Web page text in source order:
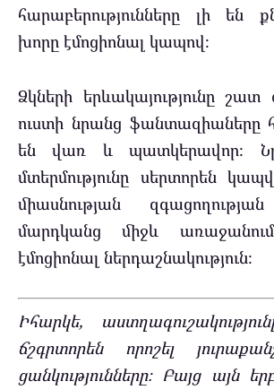
հարաբերությունները լի են
խորը էմոցիոնալ կապով։
Ձկների երևակայությունը
ուստի նրանց ֆանտազիաները
են վառ և պատկերավոր։
մտերմությունը սերտորեն
միասնության
մարդկանց միջև
էմոցիոնալ ներդաշնակություն։
Իհարկե,
ճշգրտորեն որոշել
ցանկությունները։ Բայց այն